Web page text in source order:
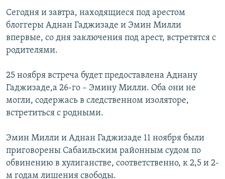
AZADLIQRADIOSU MOBIL TELEFONUNUZDA
BIZIMLƏ ƏLAQƏ
XƏBƏR BÜLLETENLƏRIMIZ
RFE/RL-in bütün saytları
Сегодня и завтра, находящиеся под арестом
блоггеры Аднан Гаджизаде и Эмин Милли
впервые, со дня заключения под арест, встретятся с
родителями.
25 ноября встреча будет предоставлена Аднану
Гаджизаде,а 26-го – Эмину Милли. Оба они не
могли, содержась в следственном изоляторе,
встретиться с родными.
Эмин Милли и Аднан Гаджизаде 11 ноября были
приговорены Сабаильским районным судом по
обвинению в хулиганстве, соответственно, к 2,5 и 2-
м годам лишения свободы.